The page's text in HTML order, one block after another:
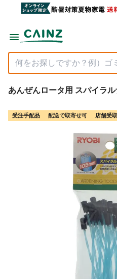
あんぜんロータ用 スパイラ
受注手配品 配送で取寄せ可 店舗受